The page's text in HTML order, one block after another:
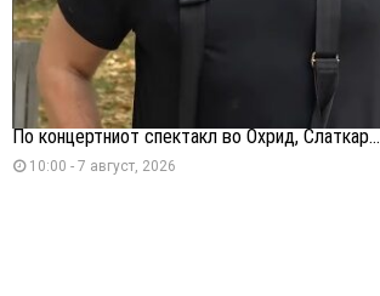
По концертниот спектакл во Охрид, Слаткар...
10:00 - 7 август, 2026